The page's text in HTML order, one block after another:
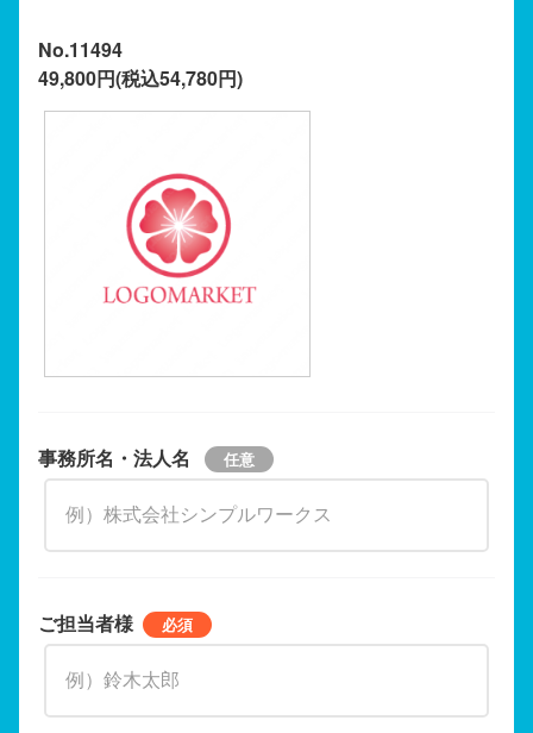
No.11494
49,800円(税込54,780円)
事務所名・法人名
ご担当者様